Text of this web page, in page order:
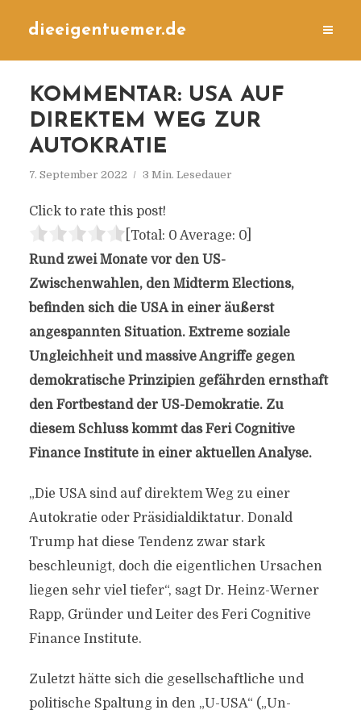
dieeigentuemer.de
KOMMENTAR: USA AUF
DIREKTEM WEG ZUR
AUTOKRATIE
7. September 2022 3 Min. Lesedauer
Click to rate this post!
[Total: 0 Average: 0]
Rund zwei Monate vor den US-
Zwischenwahlen, den Midterm Elections,
befinden sich die USA in einer äußerst
angespannten Situation. Extreme soziale
Ungleichheit und massive Angriffe gegen
demokratische Prinzipien gefährden ernsthaft
den Fortbestand der US-Demokratie. Zu
diesem Schluss kommt das Feri Cognitive
Finance Institute in einer aktuellen Analyse.
„Die USA sind auf direktem Weg zu einer
Autokratie oder Präsidialdiktatur. Donald
Trump hat diese Tendenz zwar stark
beschleunigt, doch die eigentlichen Ursachen
liegen sehr viel tiefer“, sagt Dr. Heinz-Werner
Rapp, Gründer und Leiter des Feri Cognitive
Finance Institute.
Zuletzt hätte sich die gesellschaftliche und
politische Spaltung in den „U-USA“ („Un-